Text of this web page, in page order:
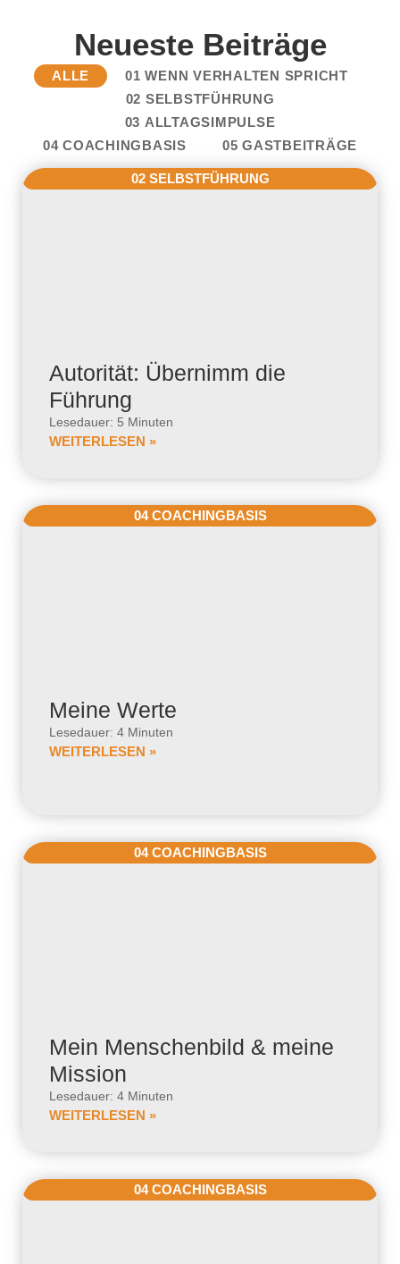
Neueste Beiträge
01 WENN VERHALTEN SPRICHT
02 SELBSTFÜHRUNG
03 ALLTAGSIMPULSE
04 COACHINGBASIS
05 GASTBEITRÄGE
ALLE
02 SELBSTFÜHRUNG
Autorität: Übernimm die
Führung
Lesedauer: 5 Minuten
WEITERLESEN »
04 COACHINGBASIS
Meine Werte
Lesedauer: 4 Minuten
WEITERLESEN »
04 COACHINGBASIS
Mein Menschenbild & meine
Mission
Lesedauer: 4 Minuten
WEITERLESEN »
04 COACHINGBASIS